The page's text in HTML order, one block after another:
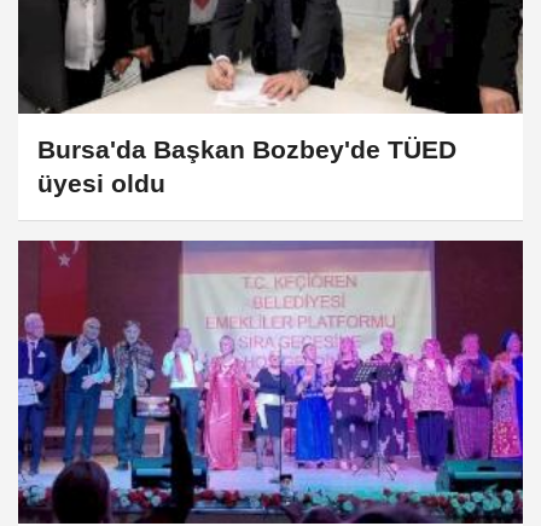
Bursa'da Başkan Bozbey'de TÜED
üyesi oldu